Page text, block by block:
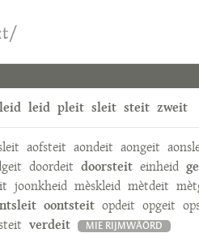
leid pleit sleit steit zweit
aofsteit aondeit aongeit
doordeit doorsteit einheid
joonkheid mèskleid mètdeit
oontsteit opdeit opgeit
verdeit MIE RIJMWÄÖRD